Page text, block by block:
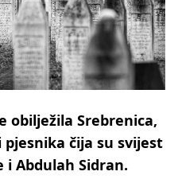
obilježila Srebrenica,
čija su svijest
i Abdulah Sidran.